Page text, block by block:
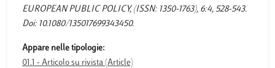
EUROPEAN PUBLIC POLICY, (ISSN: 1350-1763), 6:4, 528-543.
Doi: 10.1080/135017699343450.
Appare nelle tipologie:
01.1 - Articolo su rivista (Article)